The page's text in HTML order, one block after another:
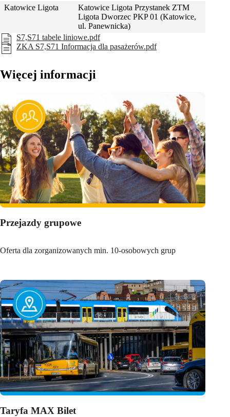
Katowice Ligota
Katowice Ligota Przystanek ZTM
Ligota Dworzec PKP 01 (Katowice,
ul. Panewnicka)
S7,S71 tabele liniowe.pdf
ZKA S7,S71 Informacja dla pasażerów.pdf
Więcej informacji
Przejazdy grupowe
Oferta dla zorganizowanych min. 10-osobowych grup
Taryfa MAX Bilet